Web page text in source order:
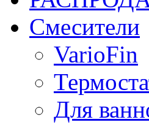
Смесители
VarioFin
Для